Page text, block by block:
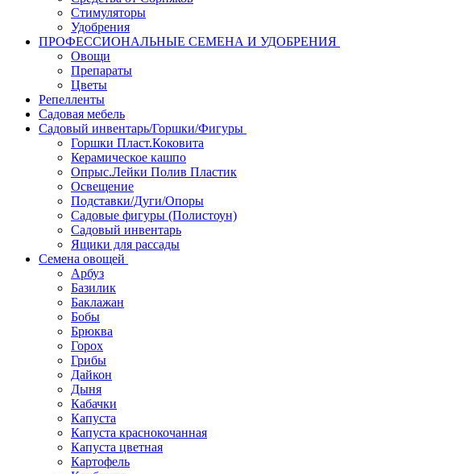
Стимуляторы
Удобрения
ПРОФЕССИОНАЛЬНЫЕ СЕМЕНА И УДОБРЕНИЯ
Овощи
Препараты
Цветы
Репелленты
Садовая мебель
Садовый инвентарь/Горшки/Фигуры
Горшки Пласт.Коковита
Керамическое кашпо
Опрыс.Лейки Полив Пластик
Освещение
Подставки/Дуги/Опоры
Садовые фигуры (Полистоун)
Садовый инвентарь
Ящики для рассады
Семена овощей
Арбуз
Базилик
Баклажан
Бобы
Брюква
Горох
Грибы
Дайкон
Дыня
Кабачки
Капуста
Капуста краснокочанная
Капуста цветная
Картофель